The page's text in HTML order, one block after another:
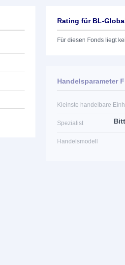
Rating für BL-
Für diesen Fonds liegt
Handelsparameter
Kleinste handelbare
Spezialist
Handelsmodell